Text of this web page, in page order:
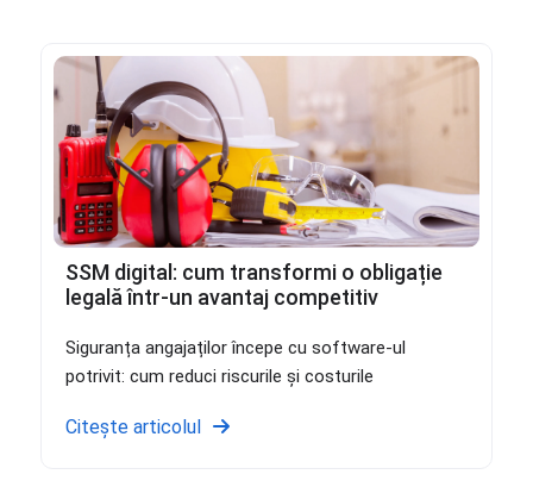
SSM digital: cum transformi o obligație
legală într-un avantaj competitiv
Siguranța angajaților începe cu software-ul
potrivit: cum reduci riscurile și costurile
Citește articolul